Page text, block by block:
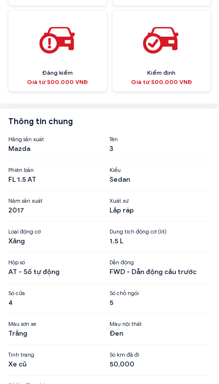
Đăng kiểm
Giá từ 500.000 VNĐ
Kiểm định
Giá từ 500.000 VNĐ
Thông tin chung
Hãng sản xuất
Mazda
Tên
3
Phiên bản
FL 1.5 AT
Kiểu
Sedan
Năm sản xuất
2017
Xuất xứ
Lắp ráp
Loại động cơ
Xăng
Dung tích động cơ (lít)
1.5 L
Hộp số
AT - Số tự động
Dẫn động
FWD - Dẫn động cầu trước
Số cửa
4
Số chỗ ngồi
5
Màu sơn xe
Trắng
Màu nội thất
Đen
Tình trạng
Xe cũ
Số km đã đi
50,000